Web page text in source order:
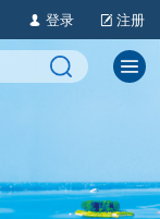
登录 注册